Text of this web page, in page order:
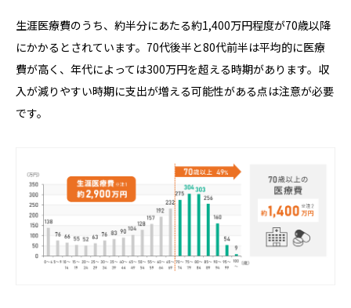
生涯医療費のうち、約半分にあたる約1,400万円程度が70歳以降
にかかるとされています。70代後半と80代前半は平均的に医療
費が高く、年代によっては300万円を超える時期があります。収
入が減りやすい時期に支出が増える可能性がある点は注意が必要
です。